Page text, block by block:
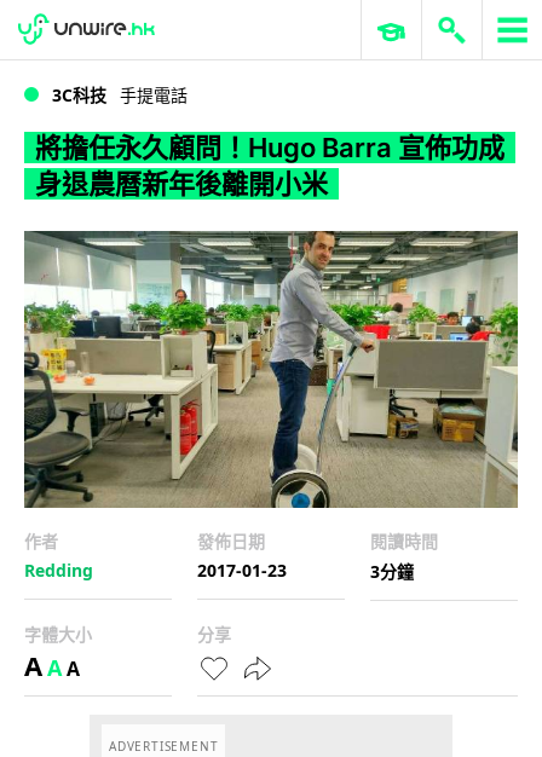
WWDC 2026 ERP 與商業 AI
3C科技 手提電話
將擔任永久顧問！Hugo Barra 宣佈功成
身退農曆新年後離開小米
作者
Redding
發佈日期
2017-01-23
閱讀時間
3分鐘
字體大小
AAA
分享
ADVERTISEMENT